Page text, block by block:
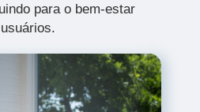
para o bem-estar